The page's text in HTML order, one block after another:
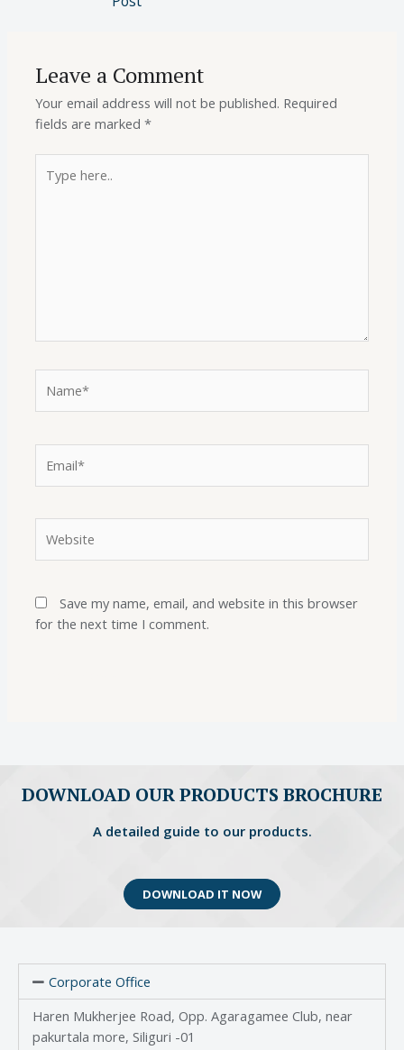
Leave a Comment
Your email address will not be published. Required
fields are marked*
Save my name, email, and website in this browser
for the next time I comment.
DOWNLOAD OUR PRODUCTS BROCHURE
A detailed guide to our products.
DOWNLOAD IT NOW
Corporate Office
Haren Mukherjee Road, Opp. Agaragamee Club, near
pakurtala more, Siliguri -01